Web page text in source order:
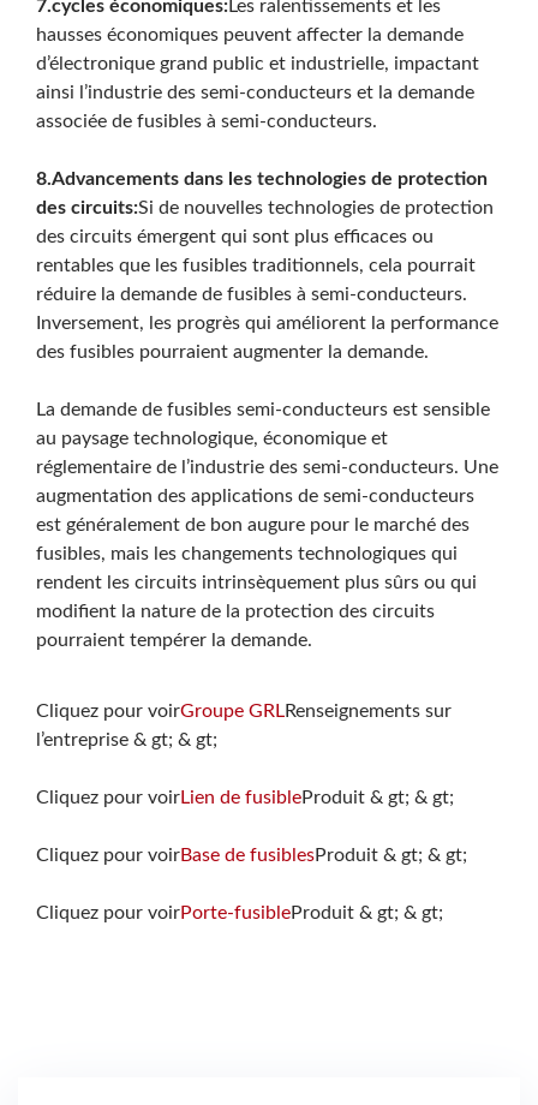
7.cycles économiques:Les ralentissements et les
hausses économiques peuvent affecter la demande
d’électronique grand public et industrielle, impactant
ainsi l’industrie des semi-conducteurs et la demande
associée de fusibles à semi-conducteurs.
8.Advancements dans les technologies de protection
des circuits:Si de nouvelles technologies de protection
des circuits émergent qui sont plus efficaces ou
rentables que les fusibles traditionnels, cela pourrait
réduire la demande de fusibles à semi-conducteurs.
Inversement, les progrès qui améliorent la performance
des fusibles pourraient augmenter la demande.
La demande de fusibles semi-conducteurs est sensible
au paysage technologique, économique et
réglementaire de l’industrie des semi-conducteurs. Une
augmentation des applications de semi-conducteurs
est généralement de bon augure pour le marché des
fusibles, mais les changements technologiques qui
rendent les circuits intrinsèquement plus sûrs ou qui
modifient la nature de la protection des circuits
pourraient tempérer la demande.
Cliquez pour voirGroupe GRLRenseignements sur
l’entreprise & gt; & gt;
Cliquez pour voirLien de fusibleProduit & gt; & gt;
Cliquez pour voirBase de fusiblesProduit & gt; & gt;
Cliquez pour voirPorte-fusibleProduit & gt; & gt;